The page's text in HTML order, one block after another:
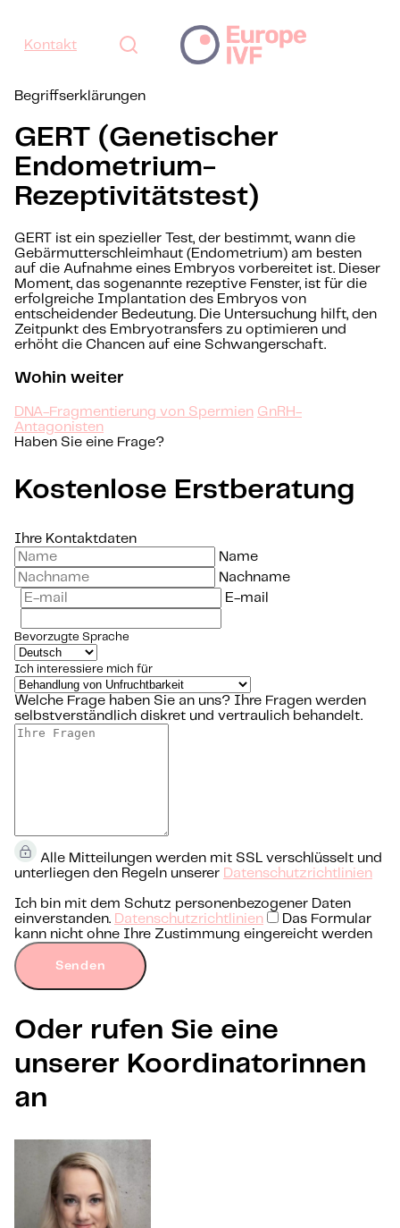
Kontakt
Begriffserklärungen
GERT (Genetischer
Endometrium-
Rezeptivitätstest)
GERT ist ein spezieller Test, der bestimmt, wann die
Gebärmutterschleimhaut (Endometrium) am besten
auf die Aufnahme eines Embryos vorbereitet ist. Dieser
Moment, das sogenannte rezeptive Fenster, ist für die
erfolgreiche Implantation des Embryos von
entscheidender Bedeutung. Die Untersuchung hilft, den
Zeitpunkt des Embryotransfers zu optimieren und
erhöht die Chancen auf eine Schwangerschaft.
Wohin weiter
DNA-Fragmentierung von Spermien GnRH-
Antagonisten
Haben Sie eine Frage?
Kostenlose Erstberatung
Ihre Kontaktdaten
Name
Nachname
E-mail
Bevorzugte Sprache
Ich interessiere mich für
Welche Frage haben Sie an uns?
Ihre Fragen werden
selbstverständlich diskret und vertraulich behandelt.
Alle Mitteilungen werden mit SSL verschlüsselt und
unterliegen den Regeln unserer
Datenschutzrichtlinien
Ich bin mit dem Schutz personenbezogener Daten
einverstanden.
Datenschutzrichtlinien
Das Formular
kann nicht ohne Ihre Zustimmung eingereicht werden
Senden
Oder rufen Sie eine
unserer Koordinatorinnen
an